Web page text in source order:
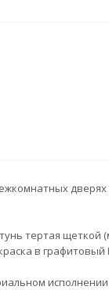
тертая
в графитовый
исполнении